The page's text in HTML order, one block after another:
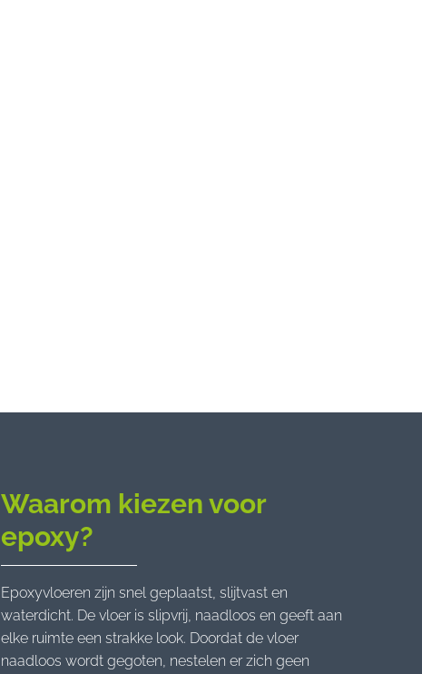
Waarom kiezen voor
epoxy?
Epoxyvloeren zijn snel geplaatst, slijtvast en
waterdicht. De vloer is slipvrij, naadloos en geeft aan
elke ruimte een strakke look. Doordat de vloer
naadloos wordt gegoten, nestelen er zich geen